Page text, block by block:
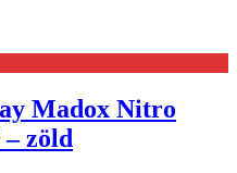
Madox Nitro
zöld